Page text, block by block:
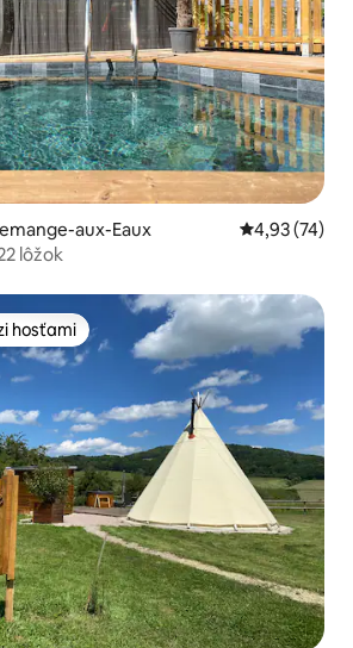
aux-Eaux Priemerné
4,93 (74)
lôžok
hosťami
hosťami